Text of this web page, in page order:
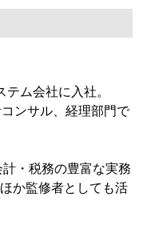
ム会社に入社。
ンサル、経理部門で
・税務の豊富な実務
か監修者としても活